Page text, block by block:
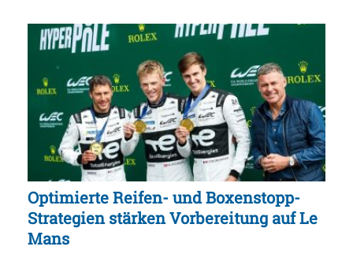
Optimierte Reifen- und Boxenstopp-
Strategien stärken Vorbereitung auf Le
Mans